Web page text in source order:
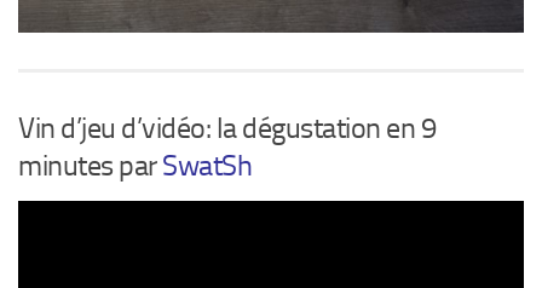
Vin d’jeu d’vidéo: la dégustation en 9
minutes parSwatSh